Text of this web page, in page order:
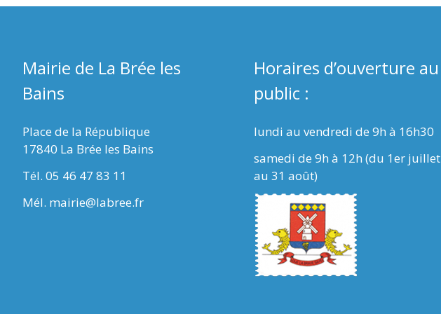
Mairie de La Brée les
Bains
Place de la République
17840 La Brée les Bains
Tél. 05 46 47 83 11
Mél. mairie@labree.fr
Horaires d’ouverture au
public :
lundi au vendredi de 9h à 16h30
samedi de 9h à 12h (du 1er juillet
au 31 août)